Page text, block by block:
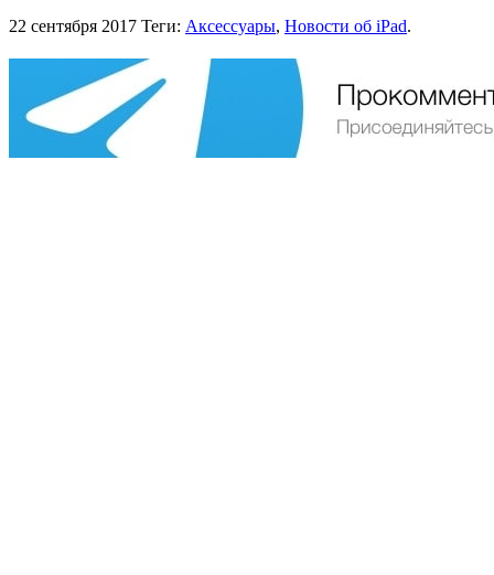
22 сентября 2017 Теги: Аксессуары, Новости об iPad.